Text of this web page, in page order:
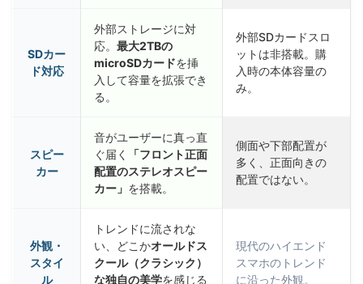
SDカー
ド対応
外部ストレージに対
応。 最大2TBの
microSDカードを挿
入して容量を拡張でき
る。
外部SDカードスロ
ットは非搭載。購
入時の本体容量の
み。
スピー
カー
音がユーザーに真っ直
ぐ届く
「フロント正面
配置のステレオスピー
カー」 を搭載。
側面や下部配置が
多く、正面向きの
配置ではない。
外観・
スタイ
ル
トレンドに流されな
い、どこかオールドス
クール（クラシック）
な独自の美学を感じる
現代のハイエンド
スマホのトレンド
に沿った外観。